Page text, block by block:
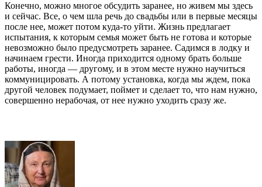
Конечно, можно многое обсудить заранее, но живем мы здесь
и сейчас. Все, о чем шла речь до свадьбы или в первые месяцы
после нее, может потом куда-то уйти. Жизнь предлагает
испытания, к которым семья может быть не готова и которые
невозможно было предусмотреть заранее. Садимся в лодку и
начинаем грести. Иногда приходится одному брать больше
работы, иногда — другому, и в этом месте нужно научиться
коммуницировать. А потому установка, когда мы ждем, пока
другой человек подумает, поймет и сделает то, что нам нужно,
совершенно нерабочая, от нее нужно уходить сразу же.